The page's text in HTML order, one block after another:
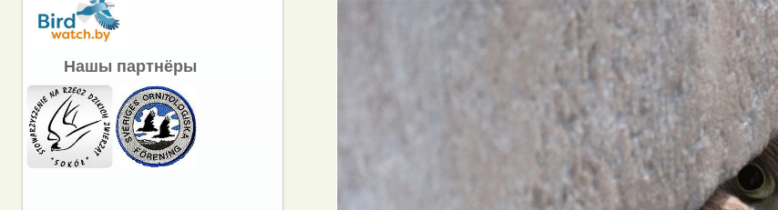
Нашы партнёры